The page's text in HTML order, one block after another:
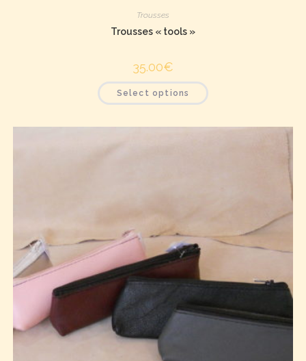
Trousses
Trousses « tools »
35.00€
Select options